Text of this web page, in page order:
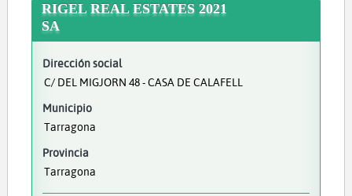
RIGEL REAL ESTATES 2021
SA
Dirección social
C/ DEL MIGJORN 48 - CASA DE CALAFELL
Municipio
Tarragona
Provincia
Tarragona